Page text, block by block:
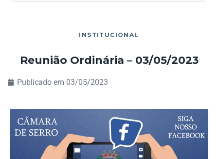
INSTITUCIONAL
Reunião Ordinária – 03/05/2023
Publicado em 03/05/2023